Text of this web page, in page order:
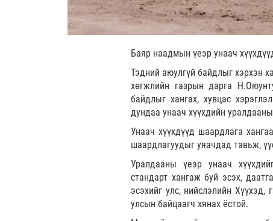
Баяр наадмын үеэр унаач
Тэдний аюулгүй байдлыг хэрхэн
хөгжлийн газрын дарга
байдлыг хангах, хувцас
дундаа унаач хүүхдийн
Унаач хүүхдүүд шаардлага
шаардлагуудыг уяачдад тавьж,
Уралдааны үеэр унаач
стандарт хангаж буй эсэх,
эсэхийг улс, нийслэлийн
улсын байцаагч хянах ёстой.